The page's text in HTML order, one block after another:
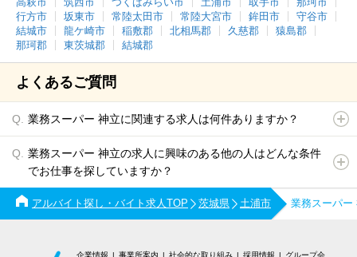
行方市
坂東市 常陸太田市 常陸大宮市 鉾田市
守谷市
結城市
龍ケ崎市 稲敷郡 北相馬郡 久慈郡
猿島郡
那珂郡
東茨城郡 結城郡
よくあるご質問
業務スーパー 神立に関連する求人は何件ありますか？
業務スーパー 神立の求人に興味のある他の人はどんな条件
でお仕事を探していますか？
アルバイト探し・バイト求人TOP 茨城県 土浦市 業務スーパー
企業情報 事業所案内 社会的な取り組み 採用情報 グループ会